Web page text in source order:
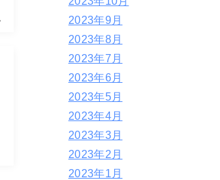
2023年9月
2023年8月
2023年7月
2023年6月
2023年5月
2023年4月
2023年3月
2023年2月
2023年1月